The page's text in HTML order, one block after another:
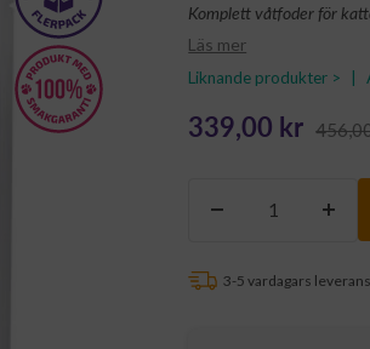
Komplett våtfoder för
Läs mer
Liknande produkter > |
Rea-
339,00 kr Pris
Minska
3-5 vardagars